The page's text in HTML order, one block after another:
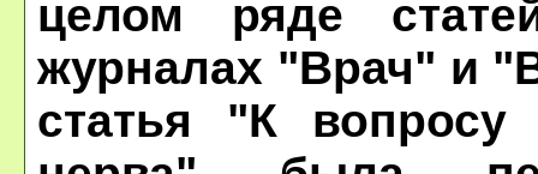
целом ряде
журналах "Врач" и
статья "К вопросу